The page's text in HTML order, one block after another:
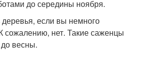
до середины ноября.
если вы немного
сожалению, нет. Такие саженцы
весны.